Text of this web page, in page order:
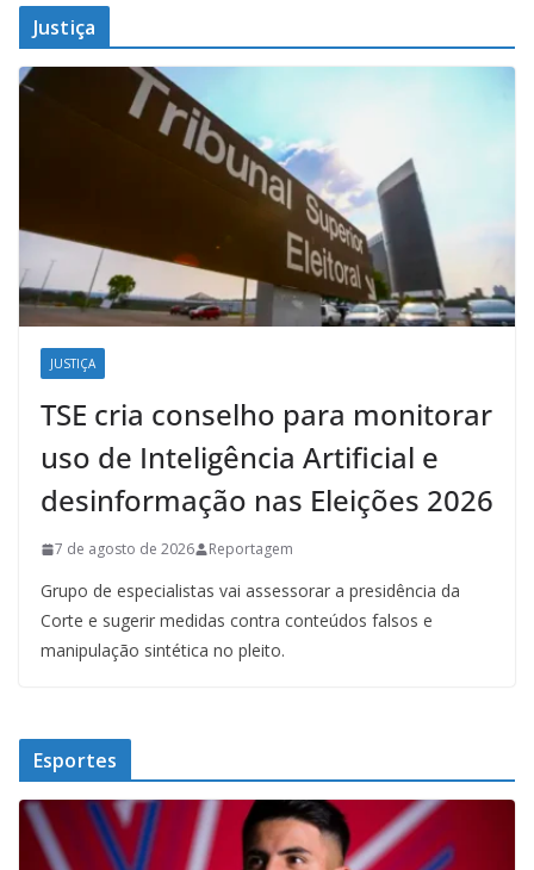
Justiça
JUSTIÇA
TSE cria conselho para monitorar
uso de Inteligência Artificial e
desinformação nas Eleições 2026
7 de agosto de 2026 Reportagem
Grupo de especialistas vai assessorar a presidência da
Corte e sugerir medidas contra conteúdos falsos e
manipulação sintética no pleito.
Esportes